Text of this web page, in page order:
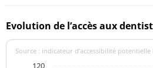
Evolution de l’accès aux
Source : indicateur d’accessibilité potentielle
120